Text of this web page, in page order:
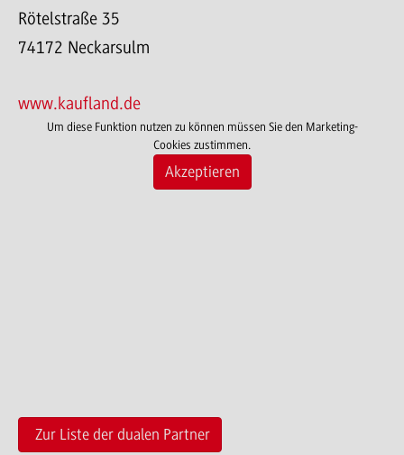
Rötelstraße 35
74172 Neckarsulm
www.kaufland.de
Um diese Funktion nutzen zu können müssen Sie den Marketing-
Cookies zustimmen.
Akzeptieren
Zur Liste der dualen Partner